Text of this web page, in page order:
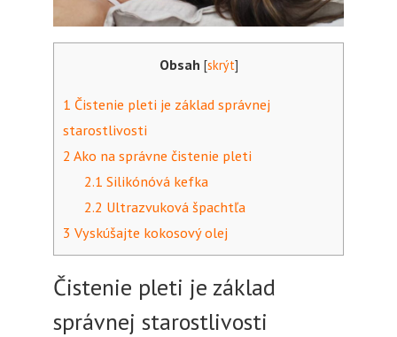
Obsah [skrýt]
1 Čistenie pleti je základ správnej
starostlivosti
2 Ako na správne čistenie pleti
2.1 Silikónóvá kefka
2.2 Ultrazvuková špachtľa
3 Vyskúšajte kokosový olej
Čistenie pleti je základ
správnej starostlivosti